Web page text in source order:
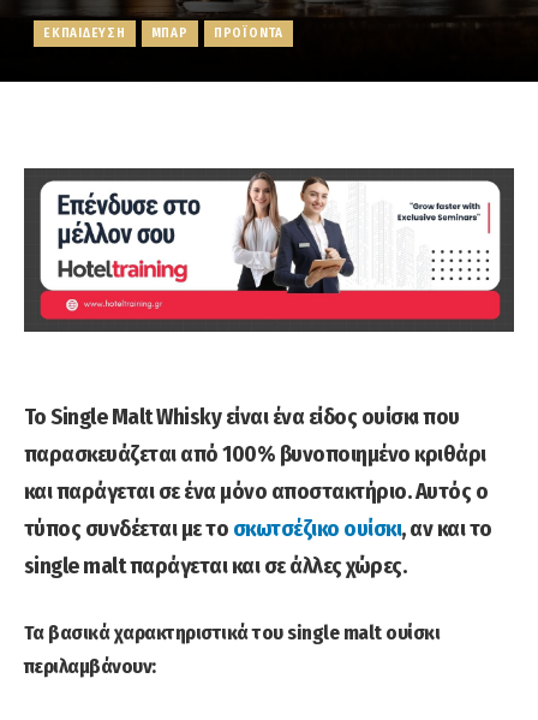
ΕΚΠΑΙΔΕΥΣΗ ΜΠΑΡ ΠΡΟΪΟΝΤΑ
Το Single Malt Whisky είναι ένα είδος ουίσκι που
παρασκευάζεται από 100% βυνοποιημένο κριθάρι
και παράγεται σε ένα μόνο αποστακτήριο. Αυτός ο
τύπος συνδέεται με το σκωτσέζικο ουίσκι, αν και το
single malt παράγεται και σε άλλες χώρες.
Τα βασικά χαρακτηριστικά του single malt ουίσκι
περιλαμβάνουν: